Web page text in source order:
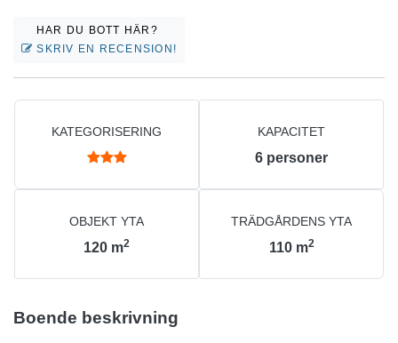
HAR DU BOTT HÄR?
SKRIV EN RECENSION!
KATEGORISERING KAPACITET
6 personer
OBJEKT YTA
120 m2
TRÄDGÅRDENS YTA
110 m2
Boende beskrivning